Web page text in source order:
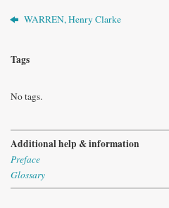
WARREN, Henry Clarke
Tags
No tags.
Additional help & information
Preface
Glossary